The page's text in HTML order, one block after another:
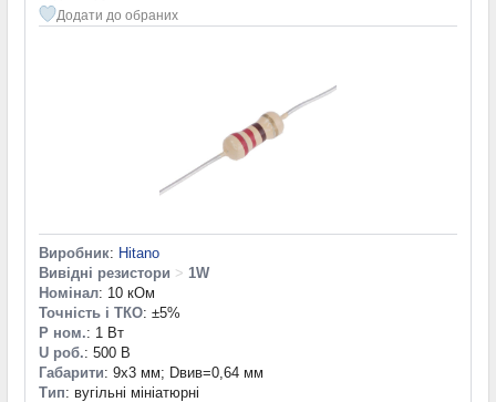
Додати до обраних
Виробник: Hitano
Вивідні резистори > 1W
Номінал: 10 кОм
Точність і ТКО: ±5%
P ном.: 1 Вт
U роб.: 500 В
Габарити: 9х3 мм; Dвив=0,64 мм
Тип: вугільні мініатюрні